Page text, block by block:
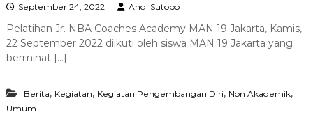
September 24, 2022 Andi Sutopo
Pelatihan Jr. NBA Coaches Academy MAN 19 Jakarta, Kamis,
22 September 2022 diikuti oleh siswa MAN 19 Jakarta yang
berminat […]
Berita, Kegiatan, Kegiatan Pengembangan Diri, Non Akademik,
Umum